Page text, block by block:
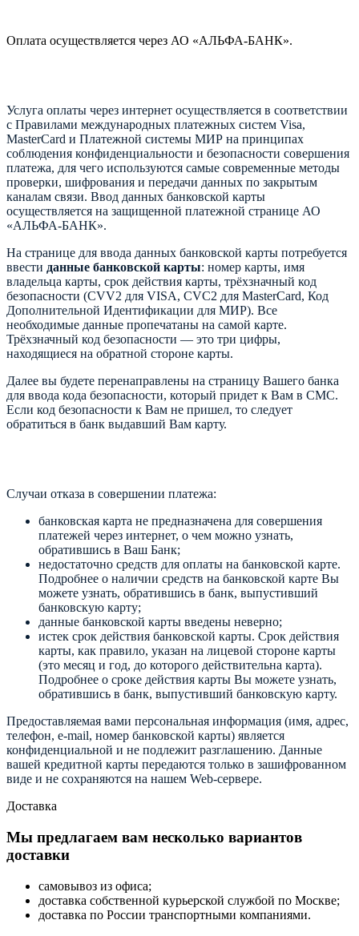
Оплата осуществляется через АО «АЛЬФА-БАНК».
Услуга оплаты через интернет осуществляется в соответствии
с Правилами международных платежных систем Visa,
MasterCard и Платежной системы МИР на принципах
соблюдения конфиденциальности и безопасности совершения
платежа, для чего используются самые современные методы
проверки, шифрования и передачи данных по закрытым
каналам связи. Ввод данных банковской карты
осуществляется на защищенной платежной странице АО
«АЛЬФА-БАНК».
На странице для ввода данных банковской карты потребуется
ввести данные банковской карты: номер карты, имя
владельца карты, срок действия карты, трёхзначный код
безопасности (CVV2 для VISA, CVC2 для MasterCard, Код
Дополнительной Идентификации для МИР). Все
необходимые данные пропечатаны на самой карте.
Трёхзначный код безопасности — это три цифры,
находящиеся на обратной стороне карты.
Далее вы будете перенаправлены на страницу Вашего банка
для ввода кода безопасности, который придет к Вам в СМС.
Если код безопасности к Вам не пришел, то следует
обратиться в банк выдавший Вам карту.
Случаи отказа в совершении платежа:
банковская карта не предназначена для совершения
платежей через интернет, о чем можно узнать,
обратившись в Ваш Банк;
недостаточно средств для оплаты на банковской карте.
Подробнее о наличии средств на банковской карте Вы
можете узнать, обратившись в банк, выпустивший
банковскую карту;
данные банковской карты введены неверно;
истек срок действия банковской карты. Срок действия
карты, как правило, указан на лицевой стороне карты
(это месяц и год, до которого действительна карта).
Подробнее о сроке действия карты Вы можете узнать,
обратившись в банк, выпустивший банковскую карту.
Предоставляемая вами персональная информация (имя, адрес,
телефон, e-mail, номер банковской карты) является
конфиденциальной и не подлежит разглашению. Данные
вашей кредитной карты передаются только в зашифрованном
виде и не сохраняются на нашем Web-сервере.
Доставка
Мы предлагаем вам несколько вариантов
доставки
самовывоз из офиса;
доставка собственной курьерской службой по Москве;
доставка по России транспортными компаниями.